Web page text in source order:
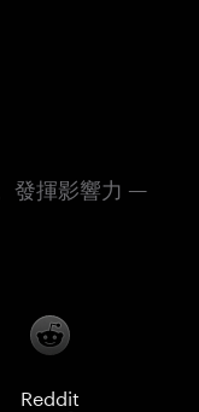
發揮影響力 —
Reddit